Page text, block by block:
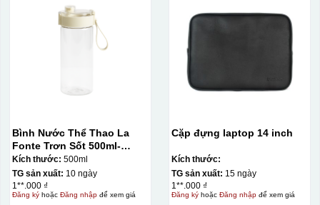
Bước 3: Xếp sản phẩm sau khi dán vào lò nung và
nung ở nhiệt độ 700-800 độ CDeacl có 1 nền màu
Bình Nước Thể Thao La
Fonte Trơn Sốt 500ml-
010009
Kích thước: 500ml
TG sản xuất: 10 ngày
1**.000 ₫
Đăng kýhoặc Đăng nhậpđể xem giá
Cặp đựng laptop 14 inch
Kích thước:
TG sản xuất: 15 ngày
1**.000 ₫
Đăng kýhoặc Đăng nhậpđể xem giá